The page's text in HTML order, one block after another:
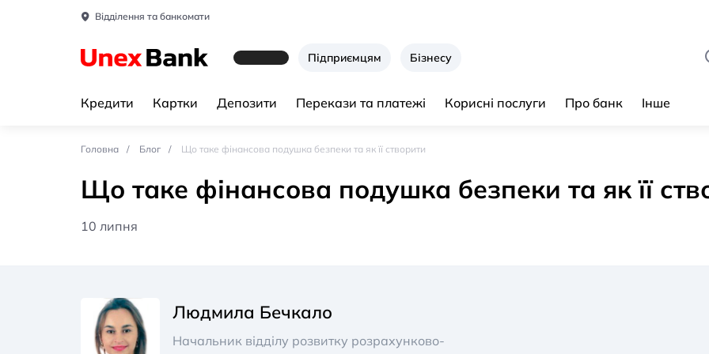
Відділення та банкомати
Підприємцям Бізнесу
Кредити Картки Депозити Перекази та платежі Корисні послуги Про банк Інше
Головна Блог Що таке фінансова подушка безпеки та як її створити
Що таке фінансова подушка безпеки та як її
10 липня
Людмила Бечкало
Начальник відділу розвитку розрахунково-